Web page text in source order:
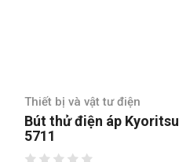
Thiết bị và vật tư điện
Bút thử điện áp Kyoritsu
5711